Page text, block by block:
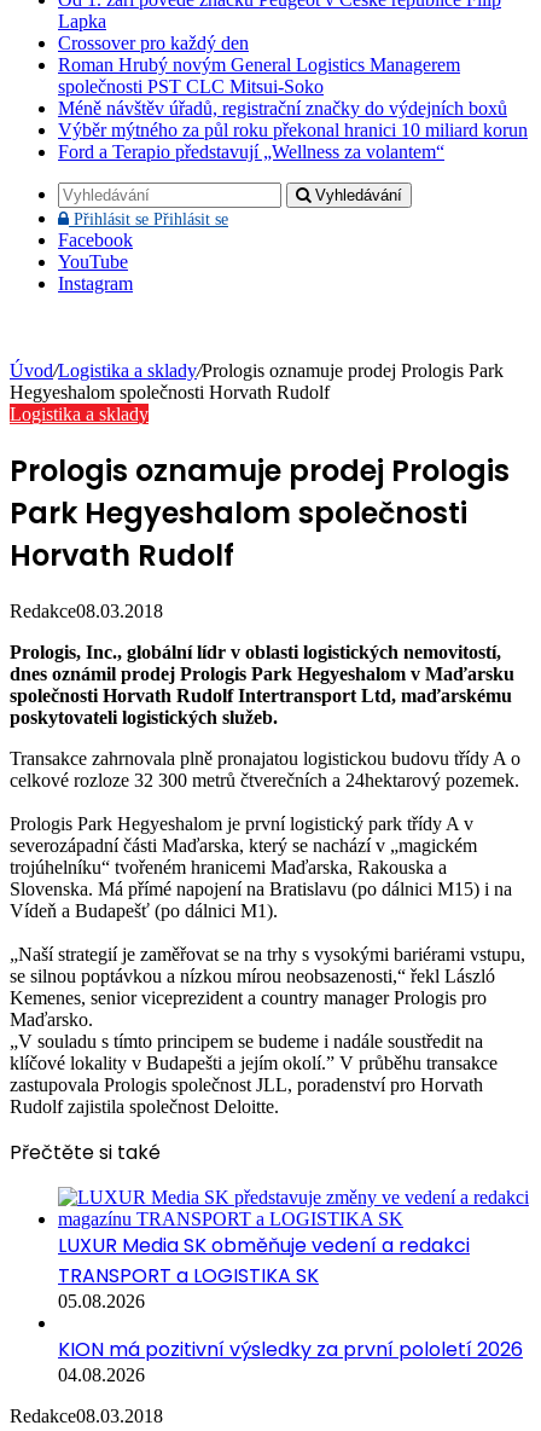
Lapka
Crossover pro každý den
Roman Hrubý novým General Logistics Managerem
společnosti PST CLC Mitsui-Soko
Méně návštěv úřadů, registrační značky do výdejních boxů
Výběr mýtného za půl roku překonal hranici 10 miliard korun
Ford a Terapio představují „Wellness za volantem“
Vyhledávání
Přihlásit se Přihlásit se
Facebook
YouTube
Instagram
Úvod/Logistika a sklady/Prologis oznamuje prodej Prologis Park
Hegyeshalom společnosti Horvath Rudolf
Logistika a sklady
Prologis oznamuje prodej Prologis
Park Hegyeshalom společnosti
Horvath Rudolf
Redakce08.03.2018
Prologis, Inc., globální lídr v oblasti logistických nemovitostí,
dnes oznámil prodej Prologis Park Hegyeshalom v Maďarsku
společnosti Horvath Rudolf Intertransport Ltd, maďarskému
poskytovateli logistických služeb.
Transakce zahrnovala plně pronajatou logistickou budovu třídy A o
celkové rozloze 32 300 metrů čtverečních a 24hektarový pozemek.
Prologis Park Hegyeshalom je první logistický park třídy A v
severozápadní části Maďarska, který se nachází v „magickém
trojúhelníku“ tvořeném hranicemi Maďarska, Rakouska a
Slovenska. Má přímé napojení na Bratislavu (po dálnici M15) i na
Vídeň a Budapešť (po dálnici M1).
„Naší strategií je zaměřovat se na trhy s vysokými bariérami vstupu,
se silnou poptávkou a nízkou mírou neobsazenosti,“ řekl László
Kemenes, senior viceprezident a country manager Prologis pro
Maďarsko.
„V souladu s tímto principem se budeme i nadále soustředit na
klíčové lokality v Budapešti a jejím okolí.” V průběhu transakce
zastupovala Prologis společnost JLL, poradenství pro Horvath
Rudolf zajistila společnost Deloitte.
Přečtěte si také
LUXUR Media SK obměňuje vedení a redakci
TRANSPORT a LOGISTIKA SK
05.08.2026
KION má pozitivní výsledky za první pololetí 2026
04.08.2026
Redakce08.03.2018